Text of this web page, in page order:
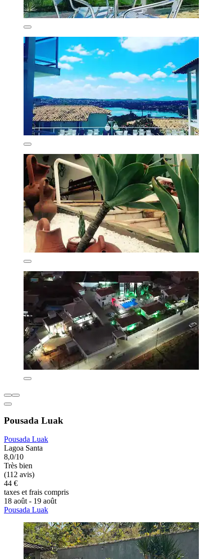
Pousada Luak
Pousada Luak
Lagoa Santa
8,0/10
Très bien
(112 avis)
44 €
taxes et frais compris
18 août - 19 août
Pousada Luak